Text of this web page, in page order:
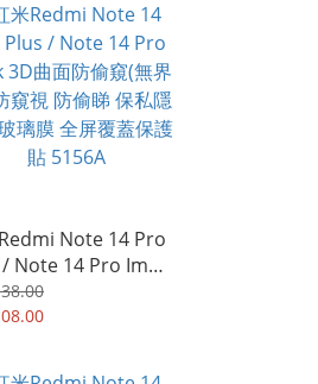
Note 14 Pro
Note 14 Pro Imak
防偷窺(無界版) 防
偷睇 保私隱 鋼化